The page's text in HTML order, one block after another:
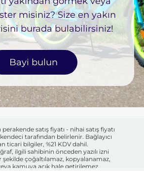
misiniz? Size en yakın
burada bulabilirsiniz!
Bayi bulun
satış fiyatı - nihai satış fiyatı
tarafından belirlenir. Bağlayıcı
ticari bilgiler, %21 KDV dahil.
ilgili sahibinin önceden yazılı izni
çoğaltılamaz, kopyalanamaz,
kamuya açık hale getirilemez.